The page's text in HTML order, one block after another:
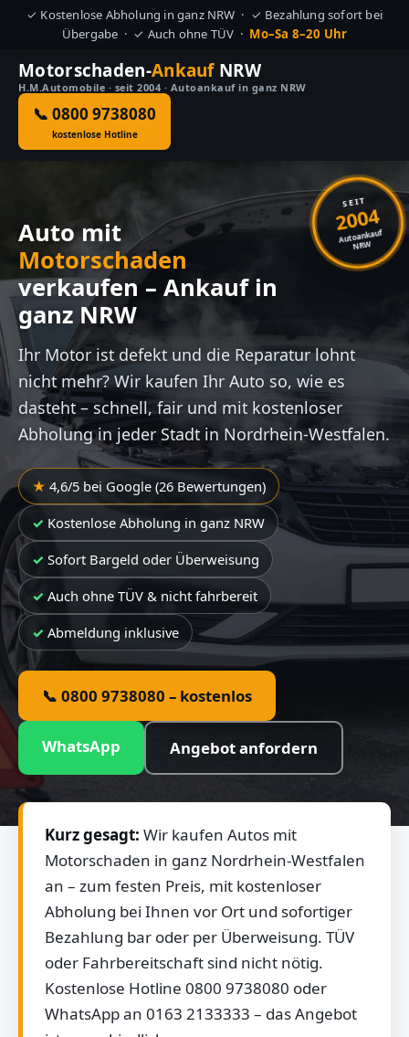
✓ Kostenlose Abholung in ganz NRW · ✓ Bezahlung sofort bei
Übergabe · ✓ Auch ohne TÜV · Mo–Sa 8–20 Uhr
Motorschaden-AnkaufNRW
H.M.Automobile · seit 2004 · Autoankauf in ganz NRW
📞 0800 9738080
kostenlose Hotline
SEIT
2004
Autoankauf
NRW
Auto mit
Motorschaden
verkaufen – Ankauf in
ganz NRW
Ihr Motor ist defekt und die Reparatur lohnt
nicht mehr? Wir kaufen Ihr Auto so, wie es
dasteht – schnell, fair und mit kostenloser
Abholung in jeder Stadt in Nordrhein-Westfalen.
4,6/5 bei Google (26 Bewertungen)
Kostenlose Abholung in ganz NRW
Sofort Bargeld oder Überweisung
Auch ohne TÜV & nicht fahrbereit
Abmeldung inklusive
📞 0800 9738080 – kostenlos
WhatsApp Angebot anfordern
Kurz gesagt: Wir kaufen Autos mit
Motorschaden in ganz Nordrhein-Westfalen
an – zum festen Preis, mit kostenloser
Abholung bei Ihnen vor Ort und sofortiger
Bezahlung bar oder per Überweisung. TÜV
oder Fahrbereitschaft sind nicht nötig.
Kostenlose Hotline 0800 9738080 oder
WhatsApp an 0163 2133333 – das Angebot